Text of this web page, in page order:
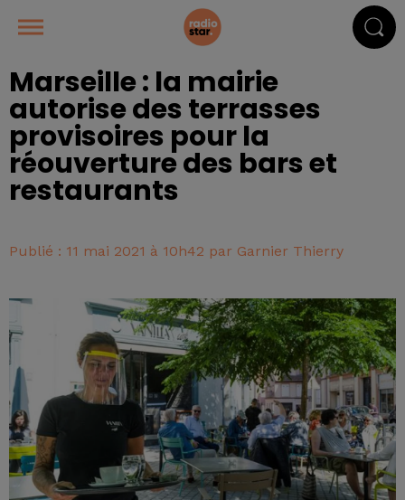
Marseille : la mairie
autorise des terrasses
provisoires pour la
réouverture des bars et
restaurants
Publié : 11 mai 2021 à 10h42 par Garnier Thierry